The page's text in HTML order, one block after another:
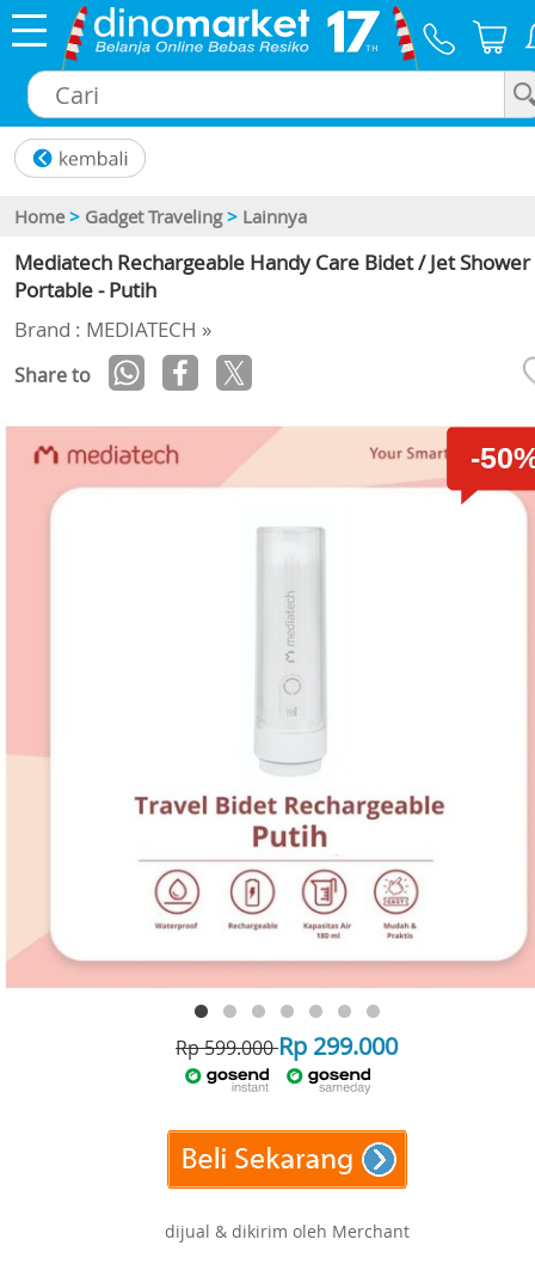
Home > Gadget Traveling > Lainnya
Mediatech Rechargeable Handy Care Bidet / Jet Shower
Portable - Putih
Brand : MEDIATECH »
Share to
-
Rp 599.000Rp 299.000
dijual & dikirim oleh Merchant